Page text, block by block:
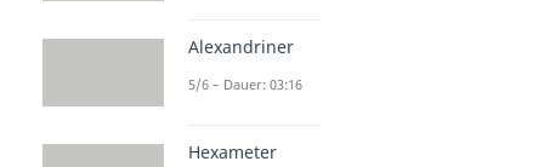
Alexandriner
5/6 – Dauer: 03:16
Hexameter